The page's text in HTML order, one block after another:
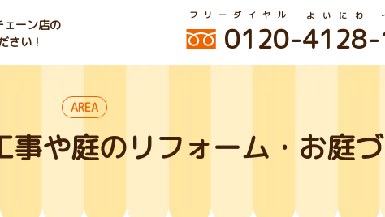
ェーン店の
さい！
0120
フリーダイヤル
-4128
よいにわ
-
AREA
や庭のリフォーム・お庭